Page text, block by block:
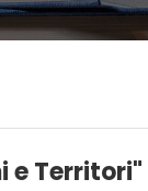
e Territori"